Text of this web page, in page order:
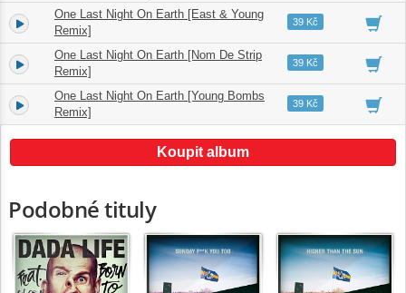
2.
One Last Night On Earth [East & Young
Remix]
03:2239 Kč
3.
One Last Night On Earth [Nom De Strip
Remix]
03:3739 Kč
4.
One Last Night On Earth [Young Bombs
Remix]
03:2539 Kč
Koupit album
Podobné tituly